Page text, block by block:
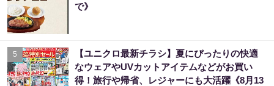
で》
5
【ユニクロ最新チラシ】夏にぴったりの快適
なウェアやUVカットアイテムなどがお買い
得！旅行や帰省、レジャーにも大活躍《8月13